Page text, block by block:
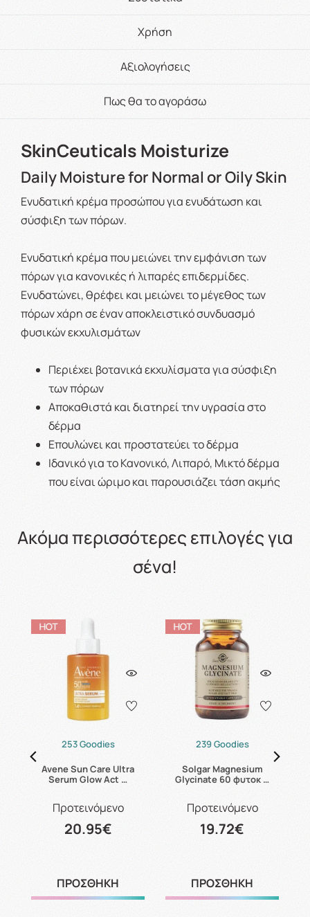
Χρήση
Αξιολογήσεις
Πως θα το αγοράσω
SkinCeuticals Moisturize
Daily Moisture for Normal or Oily Skin
Ενυδατική κρέμα προσώπου για ενυδάτωση και
σύσφιξη των πόρων.
Ενυδατική κρέμα που μειώνει την εμφάνιση των
πόρων για κανονικές ή λιπαρές επιδερμίδες.
Ενυδατώνει, θρέφει και μειώνει το μέγεθος των
πόρων χάρη σε έναν αποκλειστικό συνδυασμό
φυσικών εκχυλισμάτων
Περιέχει βοτανικά εκχυλίσματα για σύσφιξη
των πόρων
Αποκαθιστά και διατηρεί την υγρασία στο
δέρμα
Επουλώνει και προστατεύει το δέρμα
Ιδανικό για το Κανονικό, Λιπαρό, Μικτό δέρμα
που είναι ώριμο και παρουσιάζει τάση ακμής
Ακόμα περισσότερες επιλογές για
σένα!
253 Goodies
Avene Sun Care Ultra
Serum Glow Act …
Προτεινόμενο
20.95€
ΠΡΟΣΘΗΚΗ
239 Goodies
Solgar Magnesium
Glycinate 60 φυτοκ …
Προτεινόμενο
19.72€
ΠΡΟΣΘΗΚΗ